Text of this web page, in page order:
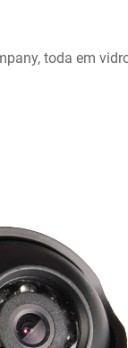
toda em